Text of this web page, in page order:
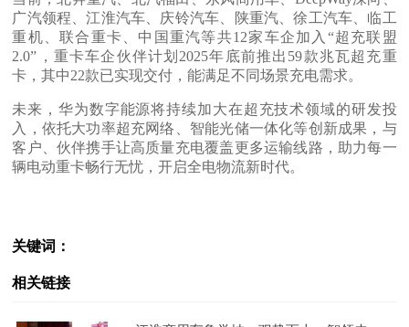
广汽领程、江淮汽车、庆铃汽车、陕重汽、徐工汽车、临工
重机、联合重卡、中国重汽等共12家车企加入“超充联盟
2.0”，重卡车企伙伴计划2025年底前推出59款兆瓦超充重
卡，其中22款已实现交付，能满足不同场景充电需求。
未来，华为数字能源将持续加大在超充技术领域的研发投
入，依托大功率超充网络、智能光储一体化等创新成果，与
客户、伙伴携手让高质量充电覆盖更多运输线路，助力每一
辆电动重卡畅行无忧，开启全电物流新时代。
关键词：
相关链接